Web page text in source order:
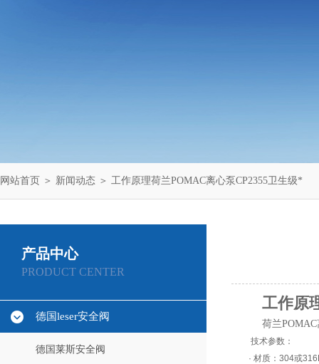
网站首页 ＞ 新闻动态 ＞ 工作原理荷兰POMAC离心泵CP2355卫生级*
产品中心
PRODUCT CENTER
德国leser安全阀
德国莱斯安全阀
工作原
荷兰
技术参数：
· 材质：304或